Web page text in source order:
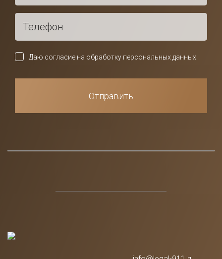
Даю согласие на обработку персональных данных
Отправить